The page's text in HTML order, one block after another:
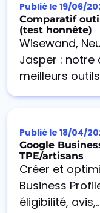
Publié le 19/06/
Comparatif
(test honnête)
Wisewand,
Jasper :
meilleurs outils
Publié le 18/04/
Google
TPE/artisans
Créer et
Business
éligibilité,